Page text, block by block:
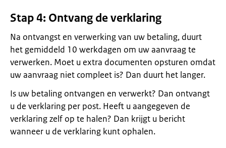
Stap 4: Ontvang de verklaring
Na ontvangst en verwerking van uw betaling, duurt
het gemiddeld 10 werkdagen om uw aanvraag te
verwerken. Moet u extra documenten opsturen omdat
uw aanvraag niet compleet is? Dan duurt het langer.
Is uw betaling ontvangen en verwerkt? Dan ontvangt
u de verklaring per post. Heeft u aangegeven de
verklaring zelf op te halen? Dan krijgt u bericht
wanneer u de verklaring kunt ophalen.